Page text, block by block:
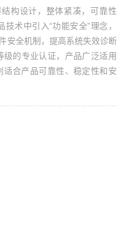
构设计，整体紧凑，可靠性
术中引入“功能安全”理念，
安全机制，提高系统失效诊断
的专业认证，产品广泛适用
合产品可靠性、稳定性和安